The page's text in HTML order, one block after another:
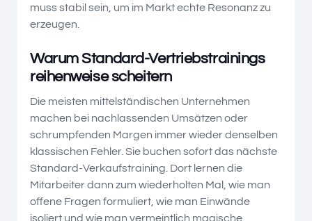
muss stabil sein, um im Markt echte Resonanz zu
erzeugen.
Warum Standard-Vertriebstrainings
reihenweise scheitern
Die meisten mittelständischen Unternehmen
machen bei nachlassenden Umsätzen oder
schrumpfenden Margen immer wieder denselben
klassischen Fehler. Sie buchen sofort das nächste
Standard-Verkaufstraining. Dort lernen die
Mitarbeiter dann zum wiederholten Mal, wie man
offene Fragen formuliert, wie man Einwände
isoliert und wie man vermeintlich magische